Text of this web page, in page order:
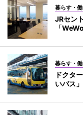
暮らす・働
JRセン
「
暮らす・働
ドクタ
いバス